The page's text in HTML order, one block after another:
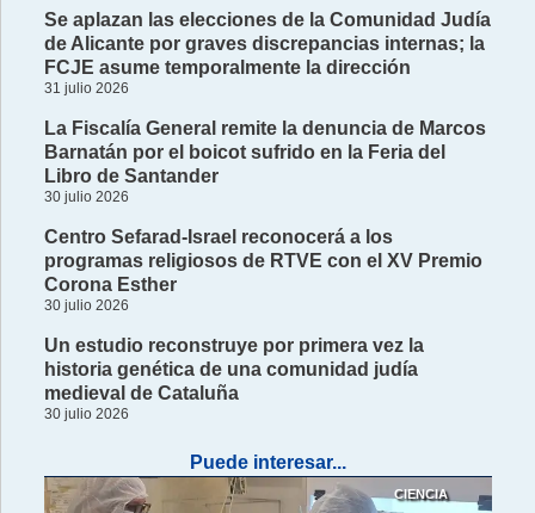
Se aplazan las elecciones de la Comunidad Judía
de Alicante por graves discrepancias internas; la
FCJE asume temporalmente la dirección
31 julio 2026
La Fiscalía General remite la denuncia de Marcos
Barnatán por el boicot sufrido en la Feria del
Libro de Santander
30 julio 2026
Centro Sefarad-Israel reconocerá a los
programas religiosos de RTVE con el XV Premio
Corona Esther
30 julio 2026
Un estudio reconstruye por primera vez la
historia genética de una comunidad judía
medieval de Cataluña
30 julio 2026
Puede interesar...
CIENCIA